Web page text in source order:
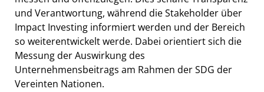
und Verantwortung, während die Stakeholder über
Impact Investing informiert werden und der Bereich
so weiterentwickelt werde. Dabei orientiert sich die
Messung der Auswirkung des
Unternehmensbeitrags am Rahmen der SDG der
Vereinten Nationen.